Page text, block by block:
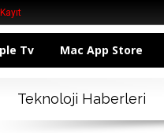
Kayıt
Tv Mac App Store
Teknoloji Haberleri